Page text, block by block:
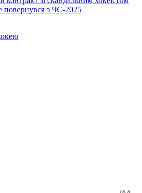
повернувся з ЧС-2025